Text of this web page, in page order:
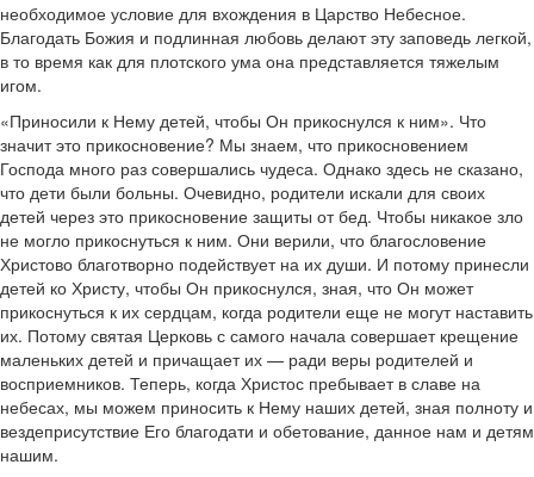
необходимое условие для вхождения в Царство Небесное.
Благодать Божия и подлинная любовь делают эту заповедь легкой,
в то время как для плотского ума она представляется тяжелым
игом.
«Приносили к Нему детей, чтобы Он прикоснулся к ним». Что
значит это прикосновение? Мы знаем, что прикосновением
Господа много раз совершались чудеса. Однако здесь не сказано,
что дети были больны. Очевидно, родители искали для своих
детей через это прикосновение защиты от бед. Чтобы никакое зло
не могло прикоснуться к ним. Они верили, что благословение
Христово благотворно подействует на их души. И потому принесли
детей ко Христу, чтобы Он прикоснулся, зная, что Он может
прикоснуться к их сердцам, когда родители еще не могут наставить
их. Потому святая Церковь с самого начала совершает крещение
маленьких детей и причащает их — ради веры родителей и
восприемников. Теперь, когда Христос пребывает в славе на
небесах, мы можем приносить к Нему наших детей, зная полноту и
вездеприсутствие Его благодати и обетование, данное нам и детям
нашим.